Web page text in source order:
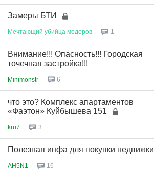
Замеры БТИ
Мечтающий убийца модеров 1
Внимание!!! Опасность!!! Городская
точечная застройка!!!
Minimonstr 6
что это? Комплекс апартаментов
«Фаэтон» Куйбышева 151
kru7 3
Полезная инфа для покупки недвижки
AH5N1 16